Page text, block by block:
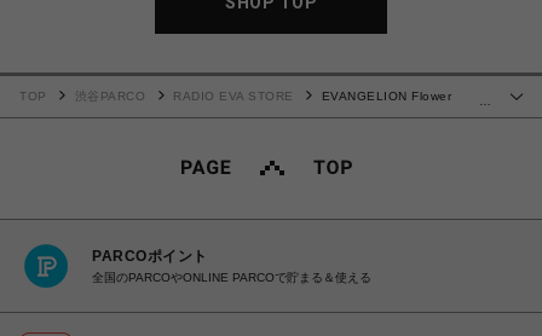
TOP 渋谷PARCO RADIO EVA STORE
EVANGELION Flower
PARCOポイント
全国のPARCOやONLINE PARCOで貯まる＆使える